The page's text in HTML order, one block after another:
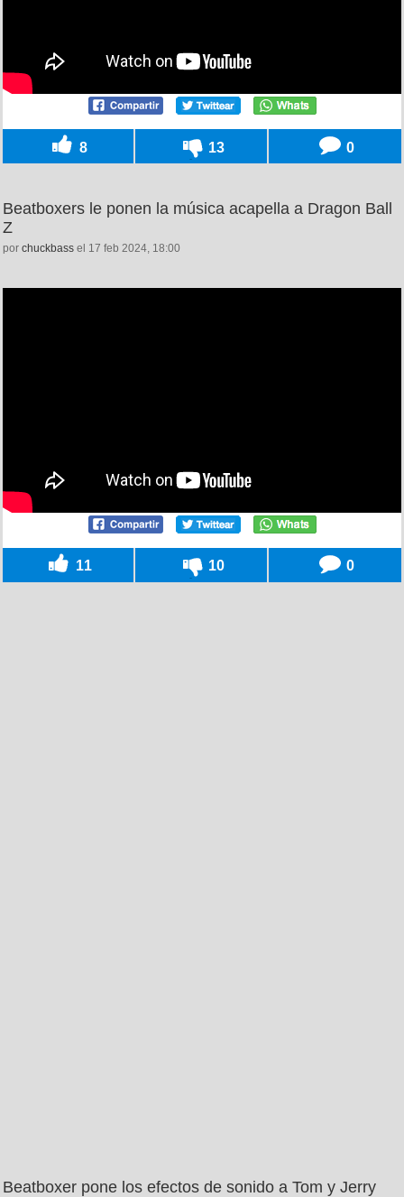
8 13 0
Beatboxers le ponen la música acapella a Dragon Ball
Z
por chuckbass el 17 feb 2024, 18:00
11 10 0
Beatboxer pone los efectos de sonido a Tom y Jerry